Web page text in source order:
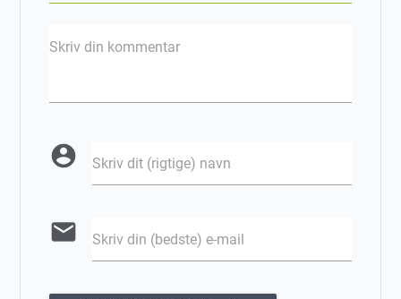
Skriv din kommentar
account_circle Skriv dit (rigtige) navn
email Skriv din (bedste) e-mail